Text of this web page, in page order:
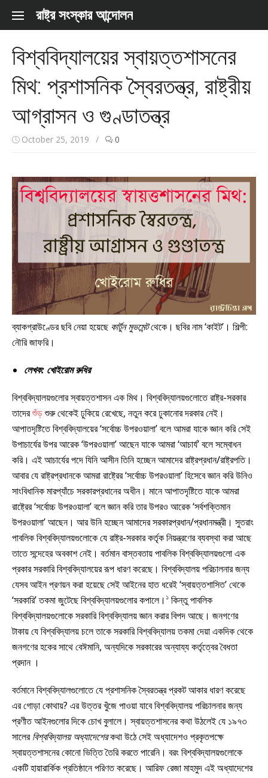
Skip to content
রাষ্ট্র সংস্কার আন্দোলন
বিশ্ববিদ্যালয়ের স্বায়ত্তশাসনের
মিথ: প্রশাসনিক স্বৈরতন্ত্র, রাষ্ট্রীয়
আগ্রাসন ও গুণ্ডাতন্ত্র
October 25, 2019 / 0
ব্যাকগ্রাউণ্ডের ছবি নেয়া হয়েছেকার্টুন মুভমেন্টথেকে। ছবির নাম ‘কাইট’। শিল্পী:
নৌরি জাফরি।
লেখক: খোইরোম রুধির
বিশ্ববিদ্যালয়গুলোর স্বায়ত্তশাসন এক মিথ। বিশ্ববিদ্যালয়গুলোতে রাষ্ট্র-সরকার
তাদেরশুঁড়শুরু থেকেই ঢুকিয়ে রেখেছে, নতুন করে ঢুকানোর দরকার নেই।
আপাতদৃষ্টিতে বিশ্ববিদ্যালয়ের ‘সর্বোচ্চ উপরওয়ালা’ বলে আমরা যাকে জ্ঞান করি সেই
উপাচার্যের উপর আরেক ‘উপরওয়ালা’ আছেন যাকে আমরা ‘আচার্য’ বলে সম্বোধন
করি। এই আচার্যের পদে যিনি আসীন তিনি হচ্ছেন আমাদের রাষ্ট্রপ্রধান/রাষ্ট্রপতি।
আবার যে রাষ্ট্রপ্রধানকে আমরা রাষ্ট্রের ‘সর্বোচ্চ উপরওয়ালা’ হিসেবে জ্ঞান করি উনিও
সাংবিধানিক মারপ্যাঁচে সরকারপ্রধানের অধীন। মানে আপাতদৃষ্টিতে যাকে আমরা
রাষ্ট্রের ‘সর্বোচ্চ উপরওয়ালা’ বলে জ্ঞান করি তার উপরও আরেক ‘সর্বশক্তিমান
উপরওয়ালা’ আছেন। আর উনি হচ্ছেন আমাদের সরকারপ্রধান/প্রধানমন্ত্রী। সুতরাং
পাবলিক বিশ্ববিদ্যালয়গুলোকে যে রাষ্ট্র-সরকার কর্তৃক নিয়ন্ত্রণের ব্যবস্থা করা আছে
তাতে সন্দেহের অবকাশ নেই। বর্তমান বাস্তবতায় পাবলিক বিশ্ববিদ্যালয়গুলো এক
প্রকার সরকারি বিশ্ববিদ্যালয়ের রূপ ধারণ করেছে। বিশ্ববিদ্যালয় পরিচালনার জন্য
যেসব আইন প্রণয়ন করা হয়েছে সেই আইনের হাত ধরেই ‘স্বায়ত্তশাসিত’ থেকে
‘সরকারি’ তকমা জুটেছে বিশ্ববিদ্যালয়গুলোর কপালে। ১ কিন্তু পাবলিক
বিশ্ববিদ্যালয়গুলোকে সরকারি বিশ্ববিদ্যালয় জ্ঞান করার বিপদ আছে। জনগণের
টাকায় যে বিশ্ববিদ্যালয় চলে তাকে সরকারি বিশ্ববিদ্যালয় তকমা দেয়া একদিক থেকে
জনগণের হকের সাথে বেঈমানি, অন্যদিকে সরকারের অন্যায্য কর্তৃত্বের বৈধতা
প্রদান ।
বর্তমানে বিশ্ববিদ্যালগুলোতে যে প্রশাসনিক স্বৈরতন্ত্র প্রকট আকার ধারণ করেছে
এর গোড়া কোথায়? এর উত্তর খুঁজে পাওয়া যাবে বিশ্ববিদ্যালয় পরিচালনার জন্য
প্রণীত আইনগুলোর দিকে চোখ বুলালে। স্বায়ত্তশাসনের কথা উঠলেই যে ১৯৭৩
সালেরবিশ্ববিদ্যালয় অধ্যাদেশেরকথা উঠে সেই অধ্যাদেশও প্রকৃতপক্ষে
স্বায়ত্তশাসনের কোনো ভিত্তি তৈরি করতে পারেনি। বরং বিশ্ববিদ্যালয়গুলোকে
একটি হায়ারার্কিক প্রতিষ্ঠানে পরিণত করেছে। আরিফ রেজা মাহমুদ এই অধ্যাদেশের